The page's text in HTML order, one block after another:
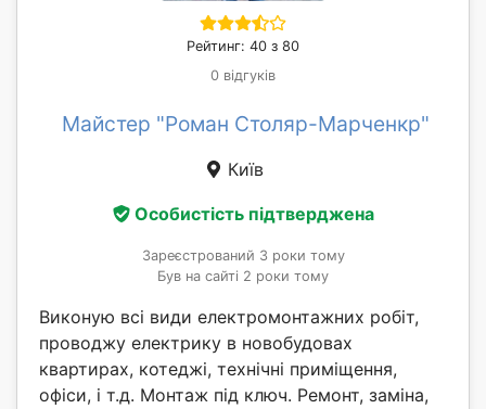
Рейтинг: 40 з 80
0 відгуків
Майстер "Роман Столяр-Марченкр"
Київ
Особистість підтверджена
Зареєстрований 3 роки тому
Був на сайті 2 роки тому
Виконую всі види електромонтажних робіт,
проводжу електрику в новобудовах
квартирах, котеджі, технічні приміщення,
офіси, і т.д. Монтаж під ключ. Ремонт, заміна,